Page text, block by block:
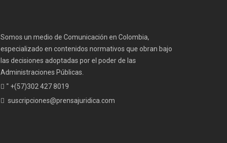
Somos un medio de Comunicación en Colombia,
especializado en contenidos normativos que obran bajo
las decisiones adoptadas por el poder de las
Administraciones Públicas.
" +(57)302 427 8019
suscripciones@prensajuridica.com